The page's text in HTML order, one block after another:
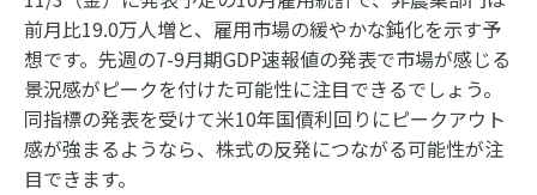
前月比19.0万人増と、雇用市場の緩やかな鈍化を示す予
想です。先週の7-9月期GDP速報値の発表で市場が感じる
景況感がピークを付けた可能性に注目できるでしょう。
同指標の発表を受けて米10年国債利回りにピークアウト
感が強まるようなら、株式の反発につながる可能性が注
目できます。